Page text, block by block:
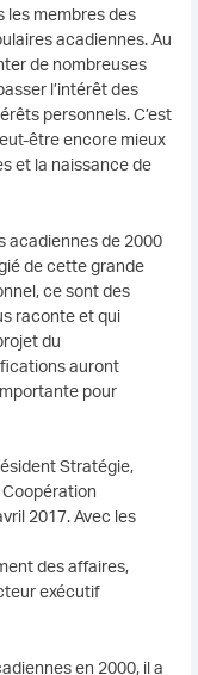
les membres des
acadiennes. Au
de nombreuses
l’intérêt des
personnels. C’est
être encore mieux
et la naissance de
acadiennes de 2000
de cette grande
ce sont des
raconte et qui
du
auront
pour
Stratégie,
2017. Avec les
des affaires,
exécutif
en 2000, il a